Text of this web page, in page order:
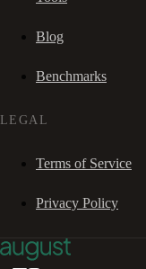
Blog
Benchmarks
LEGAL
Terms of Service
Privacy Policy